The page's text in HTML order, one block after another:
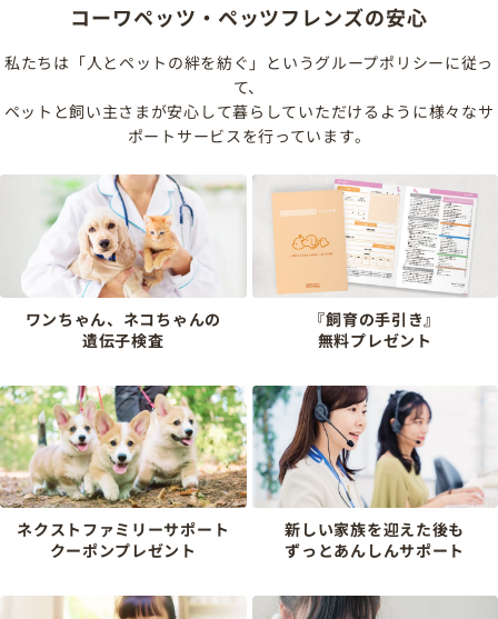
コーワペッツ・ペッツフレンズの安心
私たちは「人とペットの絆を紡ぐ」というグループポリシーに従っ
て、
ペットと飼い主さまが安心して暮らしていただけるように様々なサ
ポートサービスを行っています。
ワンちゃん、ネコちゃんの
遺伝子検査
『飼育の手引き』
無料プレゼント
ネクストファミリーサポート
クーポンプレゼント
新しい家族を迎えた後も
ずっとあんしんサポート